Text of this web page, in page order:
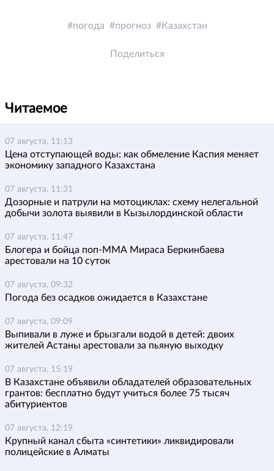
погода прогноз Казахстан
Поделиться
Читаемое
07 августа, 11:13
Цена отступающей воды: как обмеление Каспия меняет
экономику западного Казахстана
07 августа, 11:31
Дозорные и патрули на мотоциклах: схему нелегальной
добычи золота выявили в Кызылординской области
07 августа, 11:47
Блогера и бойца поп-ММА Мираса Беркинбаева
арестовали на 10 суток
07 августа, 09:32
Погода без осадков ожидается в Казахстане
07 августа, 09:09
Выпивали в луже и брызгали водой в детей: двоих
жителей Астаны арестовали за пьяную выходку
07 августа, 15:19
В Казахстане объявили обладателей образовательных
грантов: бесплатно будут учиться более 75 тысяч
абитуриентов
07 августа, 12:19
Крупный канал сбыта «синтетики» ликвидировали
полицейские в Алматы